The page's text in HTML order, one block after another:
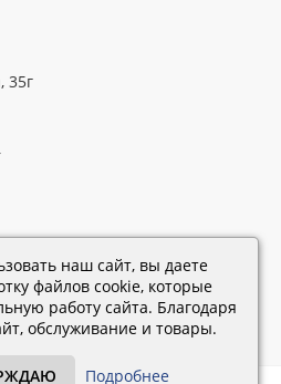
35г
обновлен:
28.02.2019
15:45
наш сайт, вы даете
файлов cookie, которые
работу сайта. Благодаря
обслуживание и товары.
Подробнее